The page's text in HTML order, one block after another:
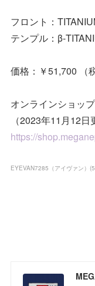
フロント：
テンプル：β-
価格：￥51,700 （
オンラインショッ
（2023年11月12日
https://
EYEVAN7285（アイヴァン） (